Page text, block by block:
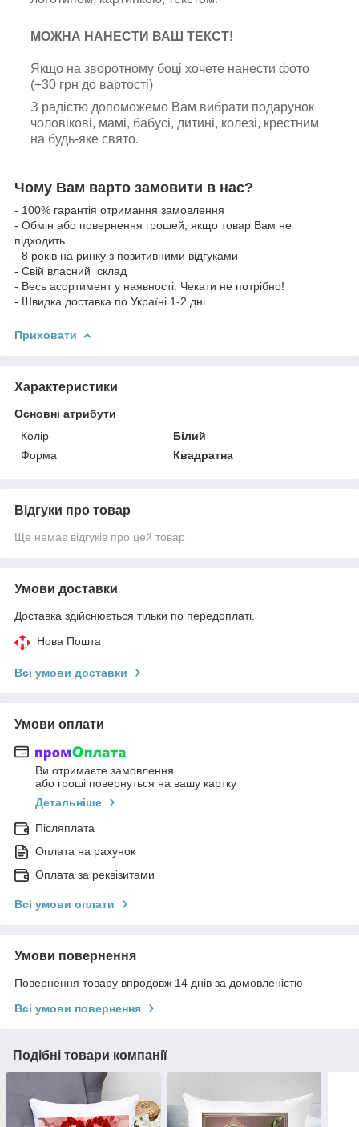
МОЖНА НАНЕСТИ ВАШ ТЕКСТ!
Якщо на зворотному боці хочете нанести фото
(+30 грн до вартості)
З радістю допоможемо Вам вибрати подарунок
чоловікові, мамі, бабусі, дитині, колезі, крестним
на будь-яке свято.
Чому Вам варто замовити в нас?
- 100% гарантія отримання замовлення
- Обмін або повернення грошей, якщо товар Вам не
підходить
- 8 років на ринку з позитивними відгуками
- Свій власний склад
- Весь асортимент у наявності. Чекати не потрібно!
- Швидка доставка по Україні 1-2 дні
Приховати
Характеристики
Основні атрибути
Колір
Білий
Форма
Квадратна
Відгуки про товар
Ще немає відгуків про цей товар
Умови доставки
Доставка здійснюється тільки по передоплаті.
Нова Пошта
Всі умови доставки
Умови оплати
Ви отримаєте замовлення
або гроші повернуться на вашу картку
Детальніше
Післяплата
Оплата на рахунок
Оплата за реквізитами
Всі умови оплати
Умови повернення
Повернення товару впродовж 14 днів за домовленістю
Всі умови повернення
Подібні товари компанії